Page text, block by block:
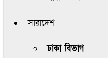
সারাদেশ
ঢাকা বিভাগ